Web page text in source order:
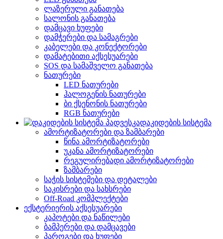
ლაზერული განათება
სალონის განათება
დამცავი ხუფები
დამჭერები და სამაგრები
კაბელები და კონექტორები
დამატებითი აქსესუარები
SOS და სამაშველო განათება
ნათურები
LED ნათურები
ჰალოგენის ნათურები
ბი ქსენონის ნათურები
RGB ნათურები
დაკიდების სისტემა
ამორტიზატორები და ზამბარები
წინა ამორტიზატორები
უკანა ამორტიზატორები
რეგულირებადი ამორტიზატორები
ზამბარები
საჭის სისტემები და დეტალები
საკისრები და სახსრები
Off-Road კომპლექტები
ექსტერიერის აქსესუარები
კაპოტები და ნაწილები
ბამპერები და დამცავები
პაროგები და ხუფები